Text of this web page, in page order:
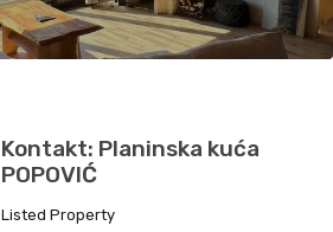
Kontakt: Planinska kuća
POPOVIĆ
Listed Property